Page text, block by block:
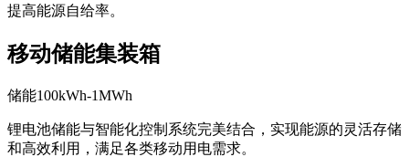
提高能源自给率。
移动储能集装箱
储能100kWh-1MWh
锂电池储能与智能化控制系统完美结合，实现能源的灵活存储
和高效利用，满足各类移动用电需求。